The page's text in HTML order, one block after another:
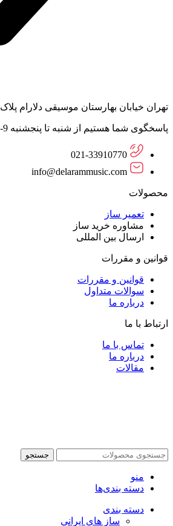
تهران خیابان بهارستان موسیقی دلارام پلاک 66
پاسخگوی شما هستیم از شنبه تا پنجشنبه 9-19
021-33910770
info@delarammusic.com
محصولات
تعمیر ساز
مشاوره خرید ساز
ارسال بین المللی
قوانین و مقررات
قوانین و مقررات
سوالات متداول
درباره ما
ارتباط با ما
تماس با ما
درباره ما
مقالات
جستجو
منو
دسته بندی‌ها
دسته بندی
ساز های ایرانی